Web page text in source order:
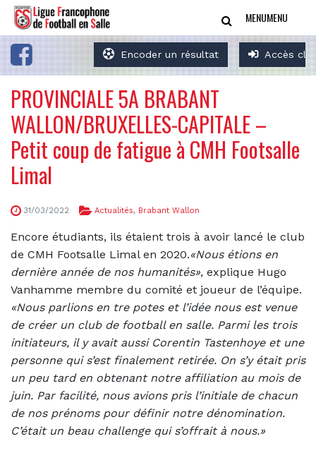
Encoder un résultat Accès
MENUMENU
PROVINCIALE 5A BRABANT
WALLON/BRUXELLES-CAPITALE –
Petit coup de fatigue à CMH Footsalle
Limal
31/03/2022 Actualités, Brabant Wallon
Encore étudiants, ils étaient trois à avoir lancé le club
de CMH Footsalle Limal en 2020.«Nous étions en
dernière année de nos humanités», explique Hugo
Vanhamme membre du comité et joueur de l’équipe.
«Nous parlions en tre potes et l’idée nous est venue
de créer un club de football en salle. Parmi les trois
initiateurs, il y avait aussi Corentin Tastenhoye et une
personne qui s’est finalement retirée. On s’y était pris
un peu tard en obtenant notre affiliation au mois de
juin. Par facilité, nous avions pris l’initiale de chacun
de nos prénoms pour définir notre dénomination.
C’était un beau challenge qui s’offrait à nous.»